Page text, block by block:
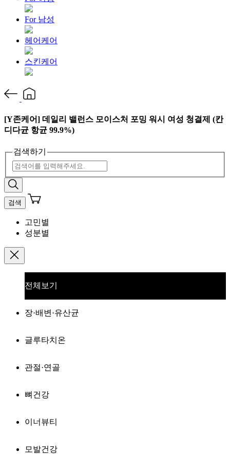
For 남성
헤어케어
스킨케어
[Y존케어] 데일리 밸런스 모이스처 포밍 워시 여성 청결제 (칸
디다균 항균 99.9%)
검색하기
검색
고민별
성분별
전체보기
장·배변·유산균
글루타치온
관절·연골
뼈건강
이너뷰티
모발건강